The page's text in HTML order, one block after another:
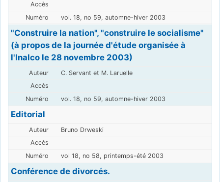
vol. 18, no 59, automne-hiver 2003
"Construire la nation", "construire le socialisme"
(à propos de la journée d'étude organisée à
l'Inalco le 28 novembre 2003)
C. Servant et M. Laruelle
vol. 18, no 59, automne-hiver 2003
Editorial
Bruno Drweski
vol 18, no 58, printemps-été 2003
Conférence de divorcés.